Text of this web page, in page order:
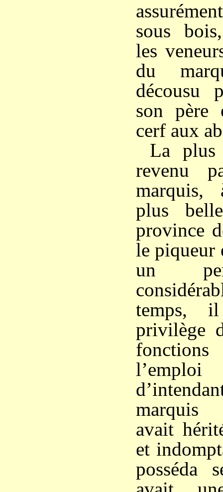
sous
les
du
décousu
son père
cerf aux
La plus
revenu
marquis,
plus
province
le piqueur
un
temps,
privilège
marquis
avait
et
posséda